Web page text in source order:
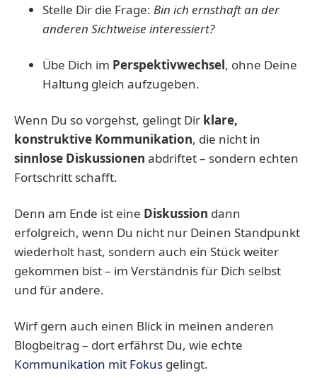
Stelle Dir die Frage: Bin ich ernsthaft an der
anderen Sichtweise interessiert?
Übe Dich im Perspektivwechsel, ohne Deine
Haltung gleich aufzugeben.
Wenn Du so vorgehst, gelingt Dir klare,
konstruktive Kommunikation, die nicht in
sinnlose Diskussionen abdriftet – sondern echten
Fortschritt schafft.
Denn am Ende ist eine Diskussion dann
erfolgreich, wenn Du nicht nur Deinen Standpunkt
wiederholt hast, sondern auch ein Stück weiter
gekommen bist – im Verständnis für Dich selbst
und für andere.
Wirf gern auch einen Blick in meinen anderen
Blogbeitrag – dort erfährst Du, wie echte
Kommunikation mit Fokus gelingt.